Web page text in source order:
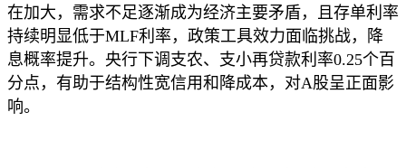
在加大，需求不足逐渐成为经济主要矛盾，且存单利率
持续明显低于MLF利率，政策工具效力面临挑战，降
息概率提升。央行下调支农、支小再贷款利率0.25个百
分点，有助于结构性宽信用和降成本，对A股呈正面影
响。